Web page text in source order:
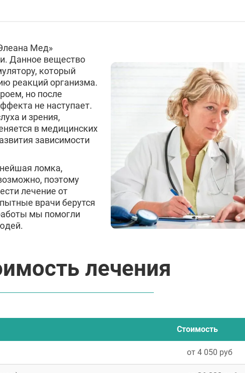
Мед»
Данное вещество
который
реакций организма.
но после
не наступает.
и зрения,
в медицинских
зависимости
ломка,
поэтому
лечение от
врачи берутся
мы помогли
лечения
Стоимость
от 4 050 руб